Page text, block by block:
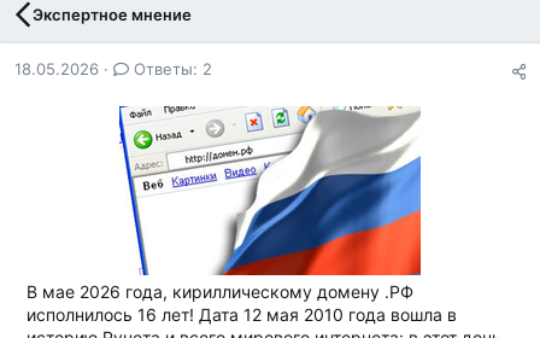
т
е
ы
а
л
Экспертное мнение
18.05.2026 Ответы: 2
В мае 2026 года, кириллическому домену .РФ
исполнилось 16 лет! Дата 12 мая 2010 года вошла в